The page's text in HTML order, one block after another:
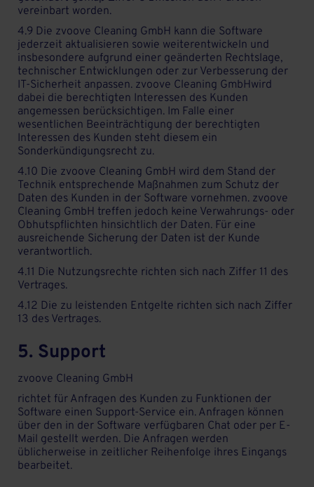
vereinbart worden.
4.9 Die zvoove Cleaning GmbH kann die Software
jederzeit aktualisieren sowie weiterentwickeln und
insbesondere aufgrund einer geänderten Rechtslage,
technischer Entwicklungen oder zur Verbesserung der
IT-Sicherheit anpassen. zvoove Cleaning GmbHwird
dabei die berechtigten Interessen des Kunden
angemessen berücksichtigen. Im Falle einer
wesentlichen Beeinträchtigung der berechtigten
Interessen des Kunden steht diesem ein
Sonderkündigungsrecht zu.
4.10 Die zvoove Cleaning GmbH wird dem Stand der
Technik entsprechende Maßnahmen zum Schutz der
Daten des Kunden in der Software vornehmen. zvoove
Cleaning GmbH treffen jedoch keine Verwahrungs- oder
Obhutspflichten hinsichtlich der Daten. Für eine
ausreichende Sicherung der Daten ist der Kunde
verantwortlich.
4.11 Die Nutzungsrechte richten sich nach Ziffer 11 des
Vertrages.
4.12 Die zu leistenden Entgelte richten sich nach Ziffer
13 des Vertrages.
5. Support
zvoove Cleaning GmbH
richtet für Anfragen des Kunden zu Funktionen der
Software einen Support-Service ein. Anfragen können
über den in der Software verfügbaren Chat oder per E-
Mail gestellt werden. Die Anfragen werden
üblicherweise in zeitlicher Reihenfolge ihres Eingangs
bearbeitet.